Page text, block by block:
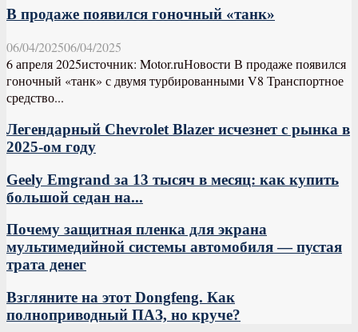
В продаже появился гоночный «танк»
06/04/202506/04/2025
6 апреля 2025источник: Motor.ruНовости В продаже появился
гоночный «танк» с двумя турбированными V8 Транспортное
средство...
Легендарный Chevrolet Blazer исчезнет с рынка в
2025-ом году
Geely Emgrand за 13 тысяч в месяц: как купить
большой седан на...
Почему защитная пленка для экрана
мультимедийной системы автомобиля — пустая
трата денег
Взгляните на этот Dongfeng. Как
полноприводный ПАЗ, но круче?